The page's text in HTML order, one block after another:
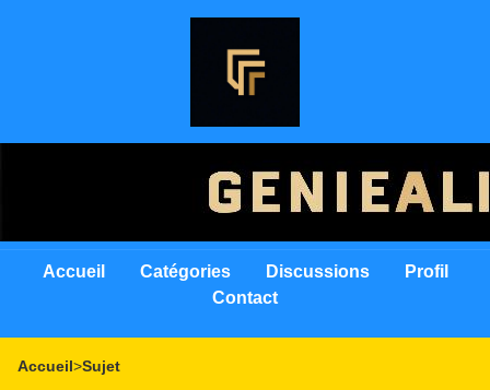
Accueil Catégories Discussions
Profil
Contact
Accueil>Sujet